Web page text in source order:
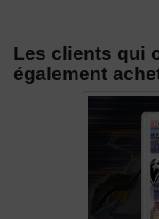
Les clients qui
également